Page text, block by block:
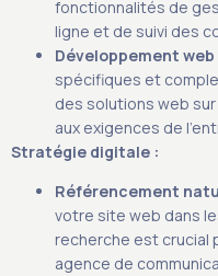
fonctionnalités de
ligne et de suivi des
Développement web
spécifiques et
des solutions web
aux exigences de
Stratégie digitale :
Référencement
votre site web dans
recherche est crucial
agence de